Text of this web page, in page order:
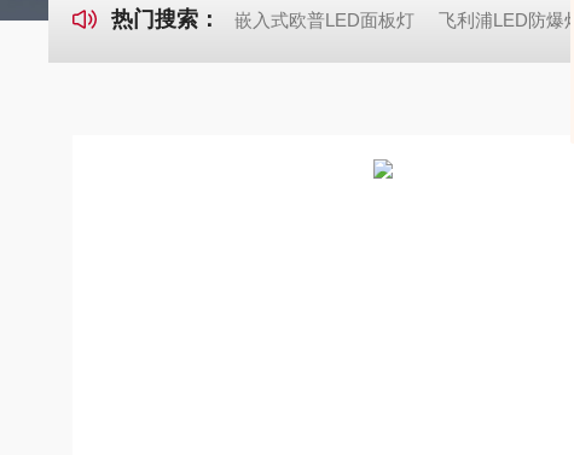
热门搜索： 嵌入式欧普LED面板灯 飞利浦LED防爆灯